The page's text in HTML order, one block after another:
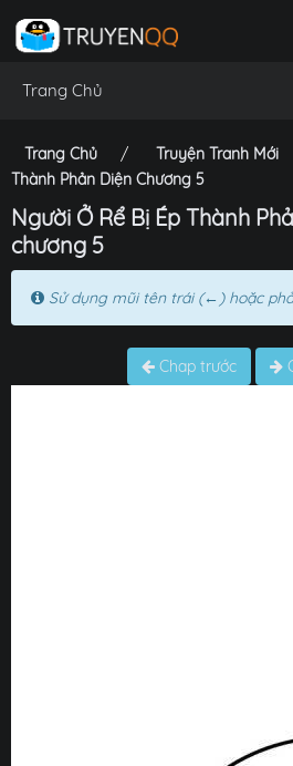
Trang Chủ
Trang Chủ Truyện Tranh Mới
Thành Phản Diện Chương 5
Người Ở Rể Bị Ép Thành
chương 5
Sử dụng mũi tên trái (←) hoặc
Chap trước